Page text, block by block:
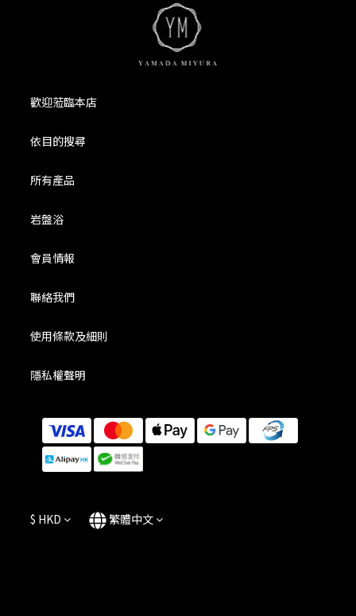
歡迎蒞臨本店
依目的搜尋
所有產品
岩盤浴
會員情報
聯絡我們
使用條款及細則
隱私權聲明
$ HKD 繁體中文